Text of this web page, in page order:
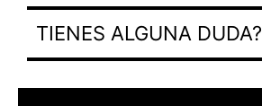
TIENES ALGUNA DUDA?